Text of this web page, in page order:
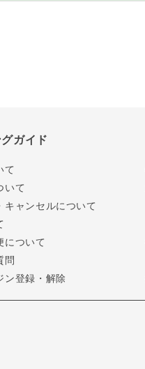
ガイド
て
いて
キャンセルについて
について
問
ン登録・解除